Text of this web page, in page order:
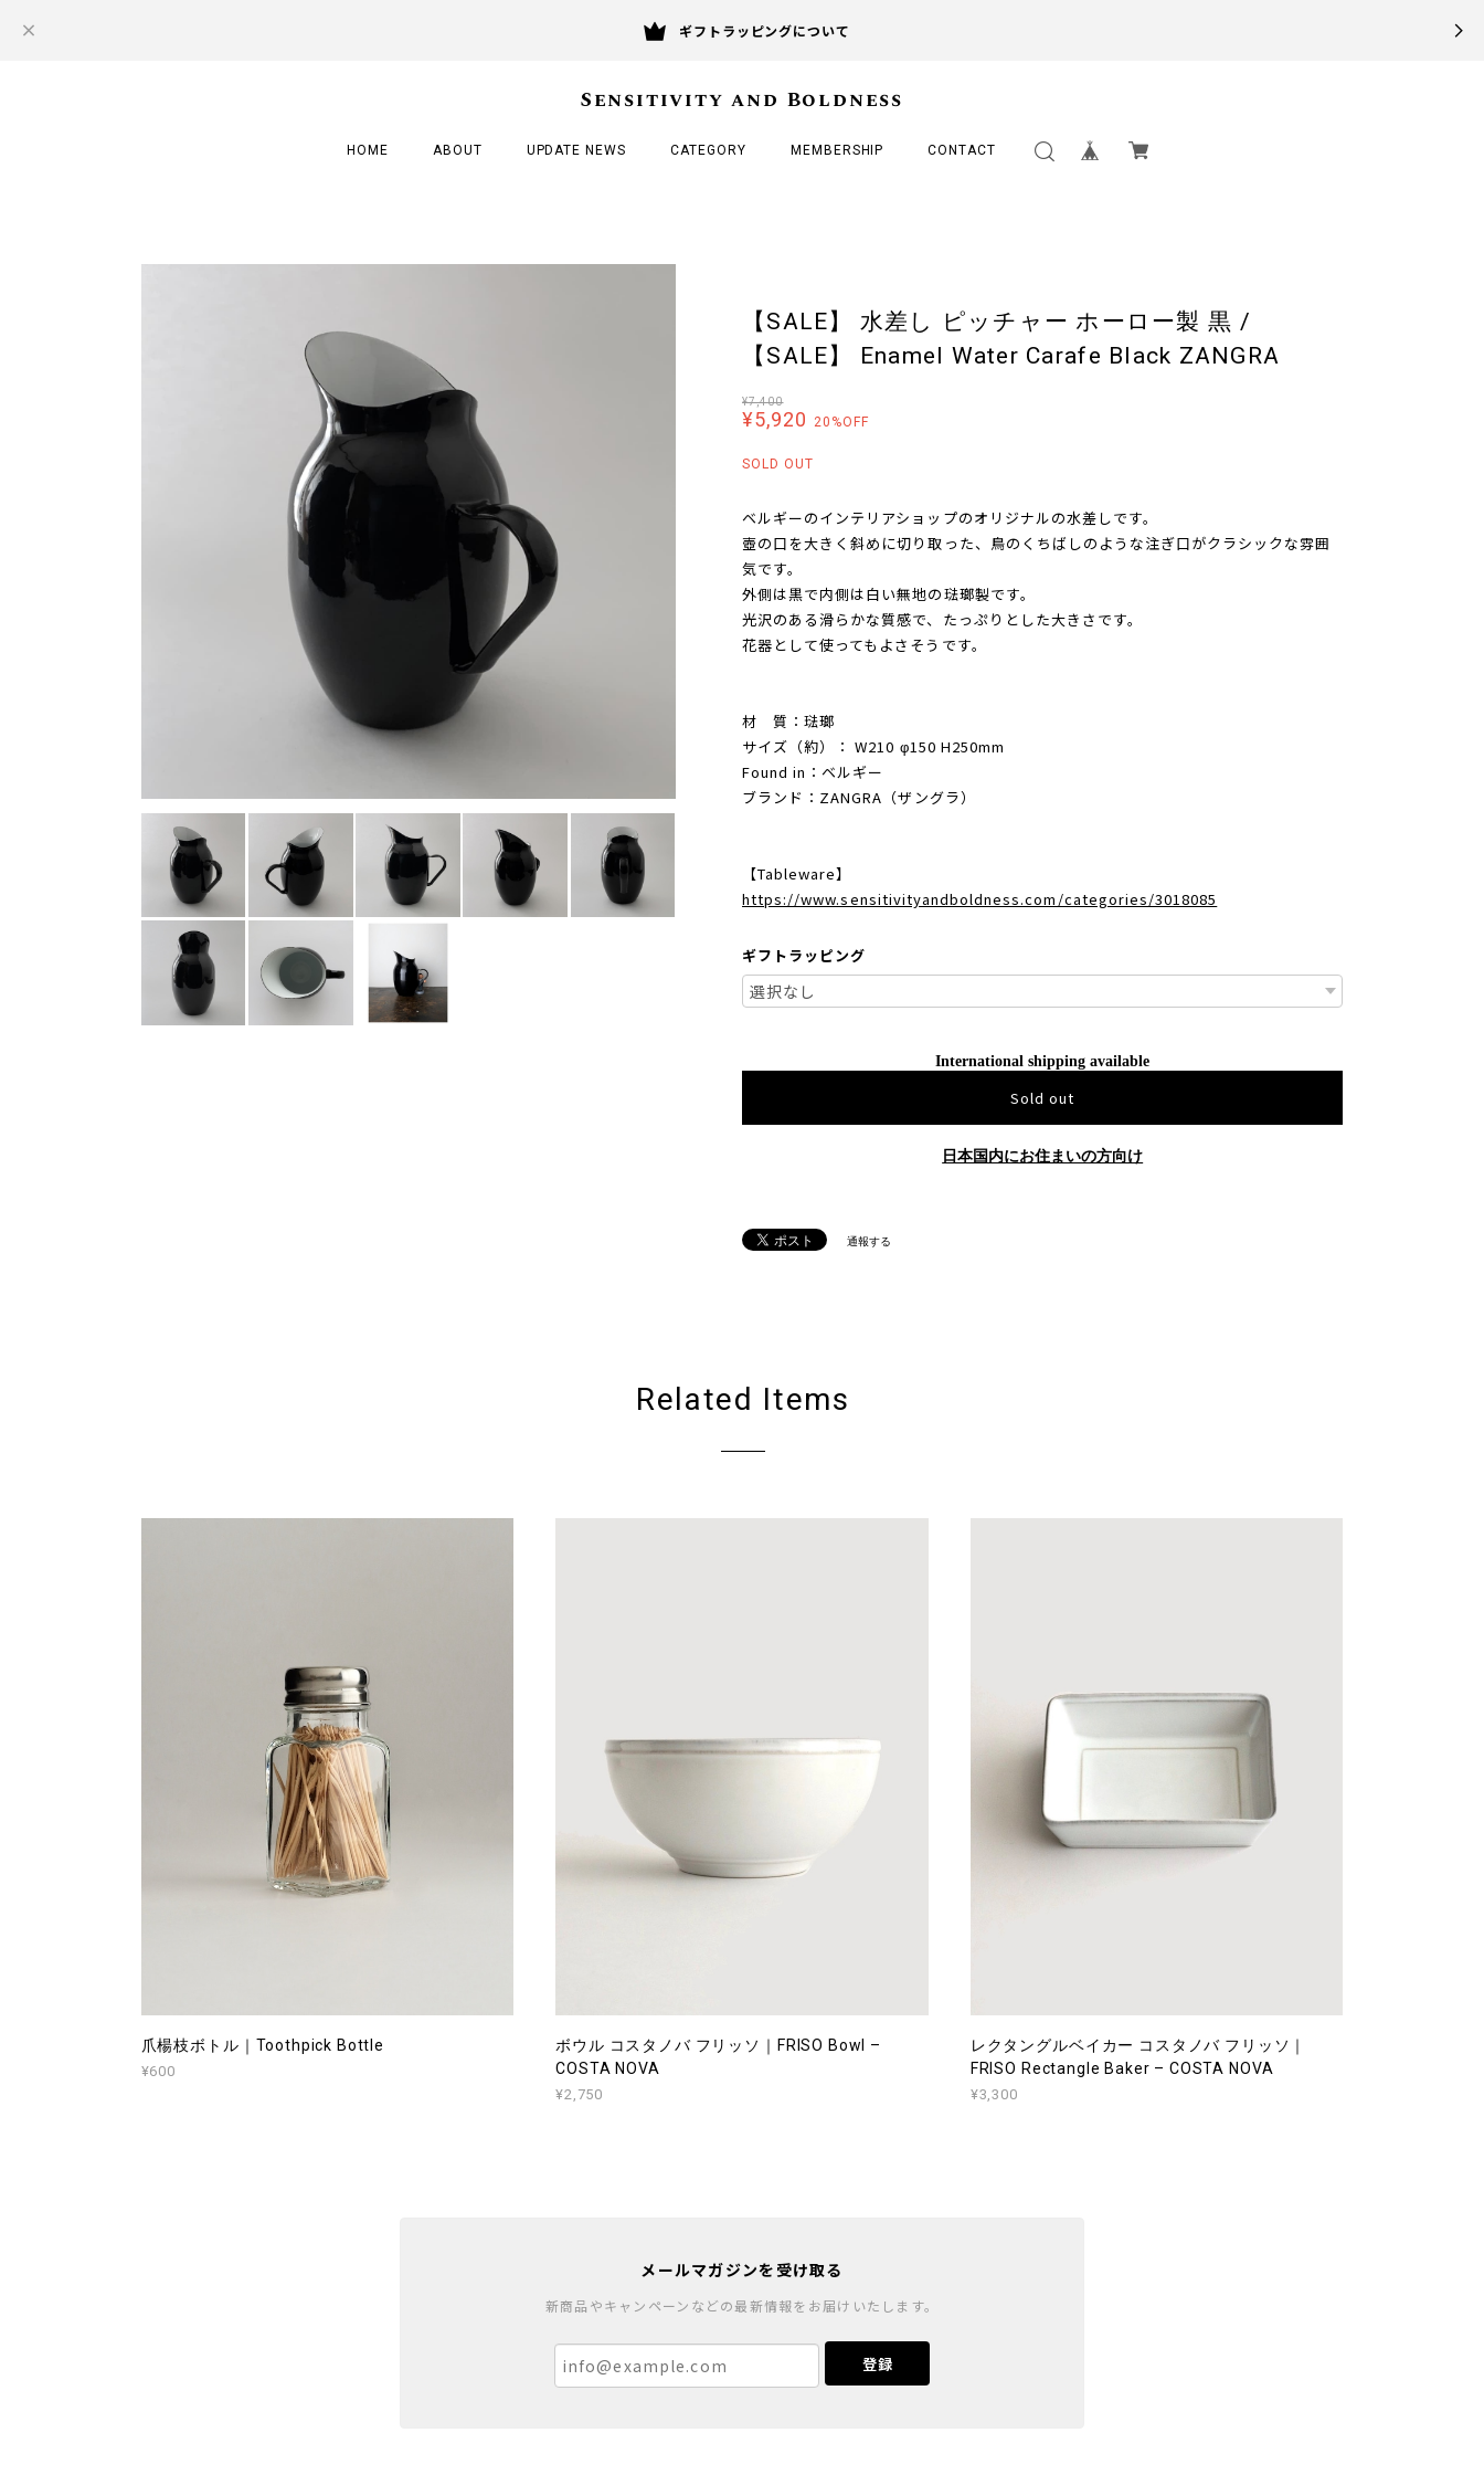
ギフトラッピングについて
Sensitivity and Boldness
HOME ABOUT UPDATE NEWS CATEGORY MEMBERSHIP CONTACT
【SALE】 水差し ピッチャー ホーロー製 黒 /
【SALE】 Enamel Water Carafe Black ZANGRA
¥7,400
¥5,920 20%OFF
SOLD OUT
ベルギーのインテリアショップのオリジナルの水差しです。
壺の口を大きく斜めに切り取った、鳥のくちばしのような注ぎ口がクラシックな雰囲
気です。
外側は黒で内側は白い無地の琺瑯製です。
光沢のある滑らかな質感で、たっぷりとした大きさです。
花器として使ってもよさそうです。
材 質：琺瑯
サイズ（約）： W210 φ150 H250mm
Found in：ベルギー
ブランド：ZANGRA（ザングラ）
【Tableware】
https://www.sensitivityandboldness.com/categories/3018085
ギフトラッピング
International shipping available
Sold out
日本国内にお住まいの方向け
通報する
Related Items
爪楊枝ボトル｜Toothpick Bottle
¥600
ボウル コスタノバ フリッソ｜FRISO Bowl –
COSTA NOVA
¥2,750
レクタングルベイカー コスタノバ フリッソ｜
FRISO Rectangle Baker – COSTA NOVA
¥3,300
メールマガジンを受け取る
新商品やキャンペーンなどの最新情報をお届けいたします。
登録